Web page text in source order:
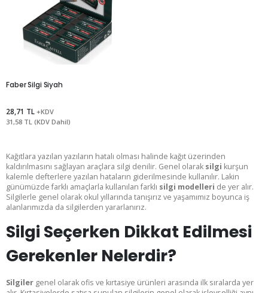
Faber Silgi Siyah
28,71 TL +KDV
31,58 TL (KDV Dahil)
Kağıtlara yazılan yazıların hatalı olması halinde kağıt üzerinden
kaldırılmasını sağlayan araçlara silgi denilir. Genel olarak silgi kurşun
kalemle defterlere yazılan hataların giderilmesinde kullanılır. Lakin
günümüzde farklı amaçlarla kullanılan farklı silgi modelleri de yer alır.
Silgilerle genel olarak okul yıllarında tanışırız ve yaşamımız boyunca iş
alanlarımızda da silgilerden yararlanırız.
Silgi Seçerken Dikkat Edilmesi
Gerekenler Nelerdir?
Silgiler genel olarak ofis ve kırtasiye ürünleri arasında ilk sıralarda yer